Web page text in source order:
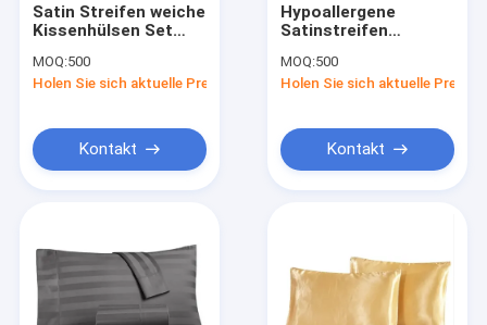
Produkte
Videos
Satin Streifen weiche
Kissenhülsen Set
Seiden Kissenhülse
für Komfort
MOQ:500
Holen Sie sich aktuelle Preis
Kontakt
Hypoallergene
Satinstreifen
Kissenhülsen in
Weiß-Beige-Blau
MOQ:500
Holen Sie sich aktuelle Preis
Kontakt